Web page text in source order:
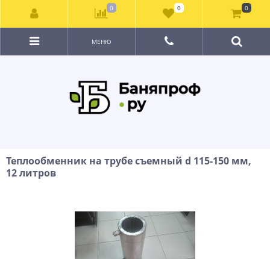
МЕНЮ
Теплообменник на трубе съемный d 115-150 мм,
12 литров
0 0 0